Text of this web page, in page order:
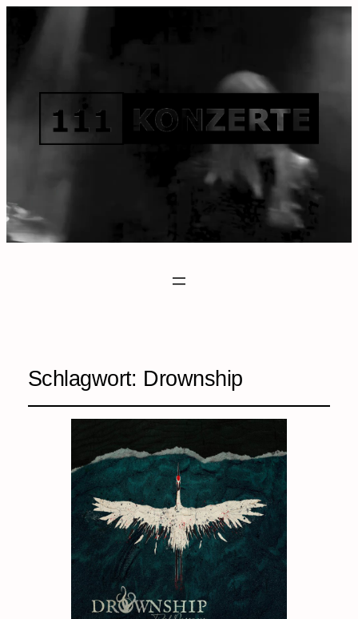
Schlagwort: Drownship